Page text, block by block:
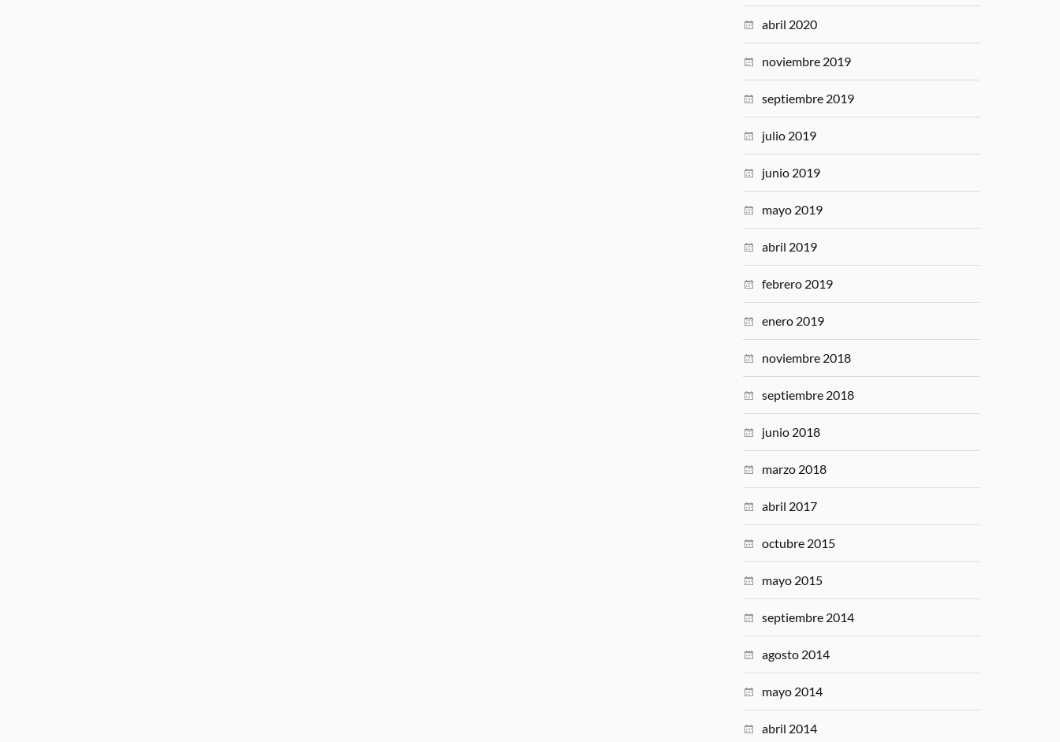
abril 2020
noviembre 2019
septiembre 2019
julio 2019
junio 2019
mayo 2019
abril 2019
febrero 2019
enero 2019
noviembre 2018
septiembre 2018
junio 2018
marzo 2018
abril 2017
octubre 2015
mayo 2015
septiembre 2014
agosto 2014
mayo 2014
abril 2014